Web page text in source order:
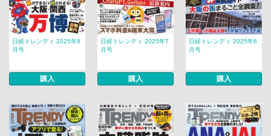
日経トレンディ 2025年8
月号
購入
日経トレンディ 2025年7
月号
購入
日経トレンディ 2025年6
月号
購入